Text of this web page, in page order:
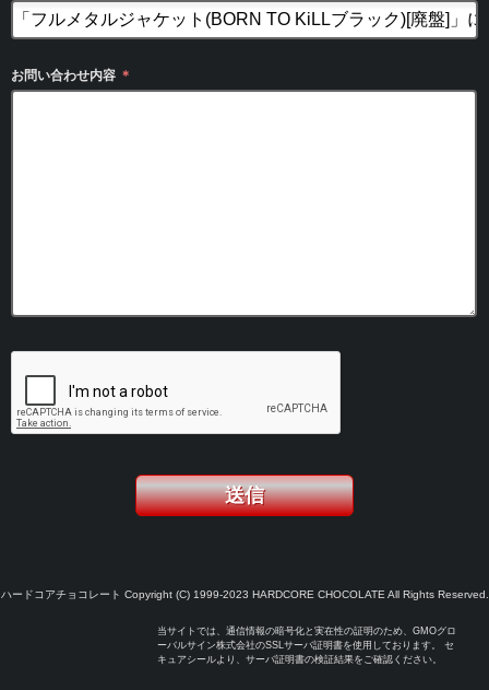
お問い合わせ内容 ＊
ハードコアチョコレート Copyright (C) 1999-2023 HARDCORE CHOCOLATE All Rights Reserved.
当サイトでは、通信情報の暗号化と実在性の証明のため、GMOグロ
ーバルサイン株式会社のSSLサーバ証明書を使用しております。 セ
キュアシールより、サーバ証明書の検証結果をご確認ください。